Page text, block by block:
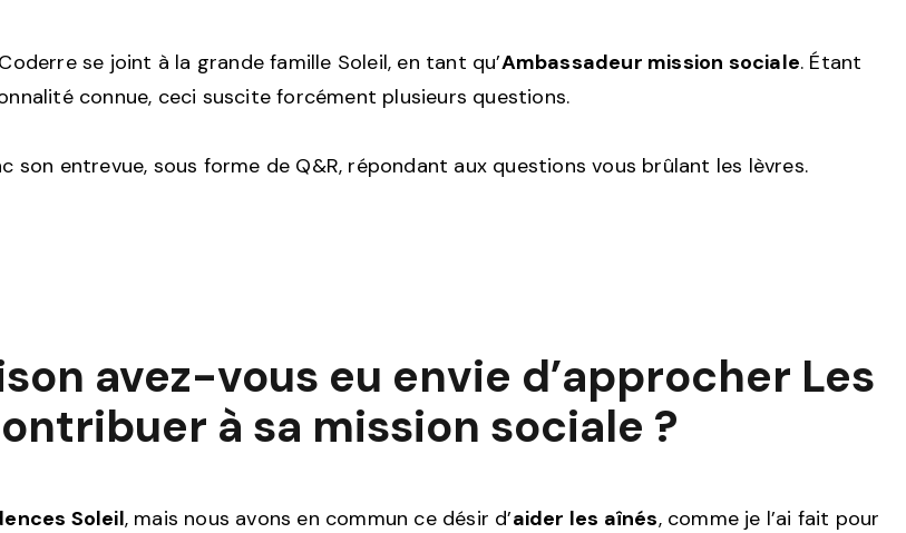
se joint à la grande famille Soleil, en tant qu’Ambassadeur mission sociale. Étant
connue, ceci suscite forcément plusieurs questions.
son entrevue, sous forme de Q&R, répondant aux questions vous brûlant les lèvres.
avez-vous eu envie d’approcher Les
à sa mission sociale ?
Soleil, mais nous avons en commun ce désir d’aider les aînés, comme je l’ai fait pour